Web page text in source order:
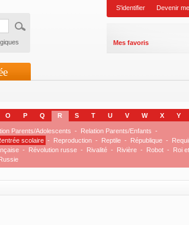
S'identifier Devenir
Mes favoris
O P Q R S T U V W X Y
Parents/Adolescents - Relation Parents/Enfants -
scolaire - Reproduction - Reptile - République -
- Révolution russe - Rivalité - Rivière - Robot -
Roi